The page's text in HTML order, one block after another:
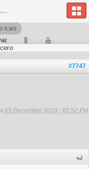
GBO-S.WS: Форум
s.ws
#7747
05 December 2019 - 02:52 PM